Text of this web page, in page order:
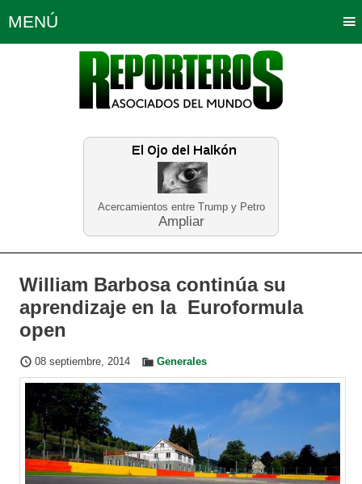
Acercamientos entre Trump y Petro
Ampliar
MENÚ
Política Opinión Bogotá
Planeta Tierra Deportes
Educación Neira
William Barbosa continúa su
aprendizaje en la Euroformula
open
08 septiembre, 2014 Generales